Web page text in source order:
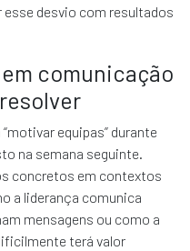
desvio com resultados
comunicação
equipas” durante
na semana seguinte.
concretos em contextos
a liderança comunica
mensagens ou como a
terá valor